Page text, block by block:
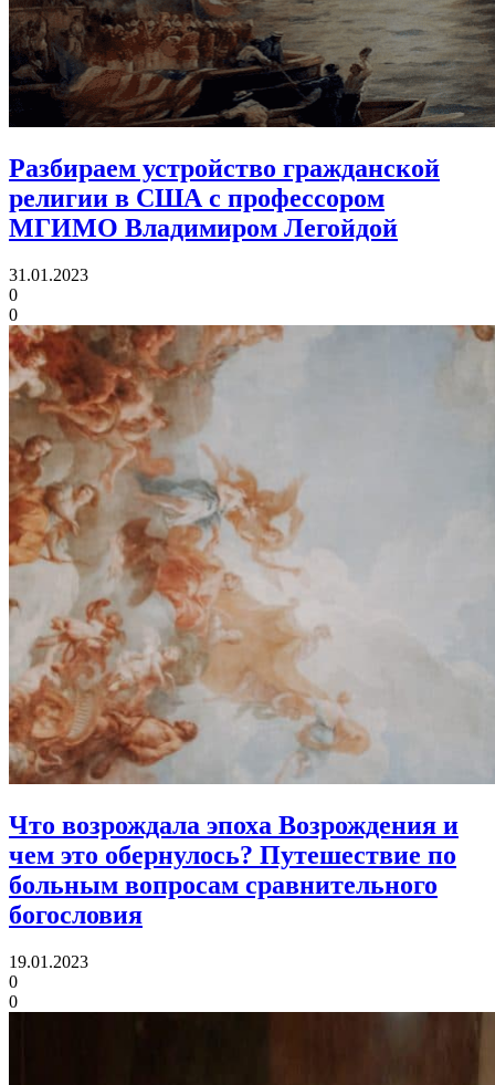
Разбираем устройство гражданской
религии в СШАс профессором
МГИМО Владимиром Легойдой
31.01.2023
0
0
Что возрождала эпоха Возрождения и
чем это обернулось? Путешествие по
больным вопросам сравнительного
богословия
19.01.2023
0
0